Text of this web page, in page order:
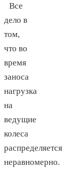
Все
дело в
том,
что во
время
заноса
нагрузка
на
ведущие
колеса
распределяется
неравномерно.